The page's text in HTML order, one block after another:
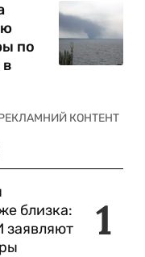
по
1
близка:
заявляют